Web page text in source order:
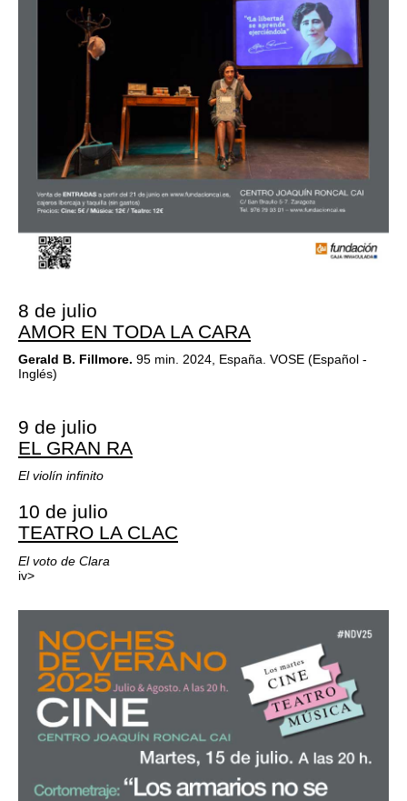
8 de julio
AMOR EN TODA LA CARA
Gerald B. Fillmore. 95 min. 2024, España. VOSE (Español -
Inglés)
9 de julio
EL GRAN RA
El violín infinito
10 de julio
TEATRO LA CLAC
El voto de Clara
iv>